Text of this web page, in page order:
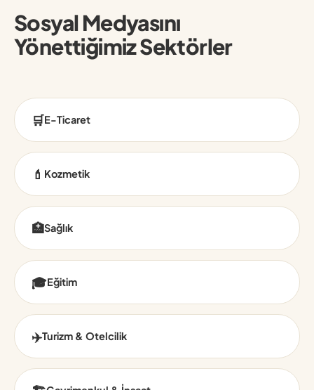
Sosyal Medyasını
Yönettiğimiz Sektörler
🛒E-Ticaret
💄 Kozmetik
🏥Sağlık
🎓Eğitim
✈️Turizm & Otelcilik